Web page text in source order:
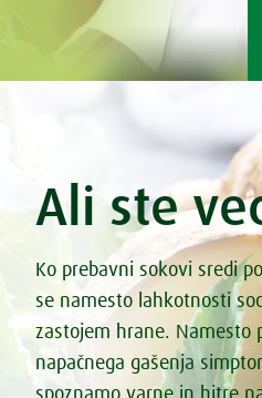
Ali ste
Ko prebavni sokovi sredi
se namesto lahkotnosti
zastojem hrane. Namesto
napačnega gašenja